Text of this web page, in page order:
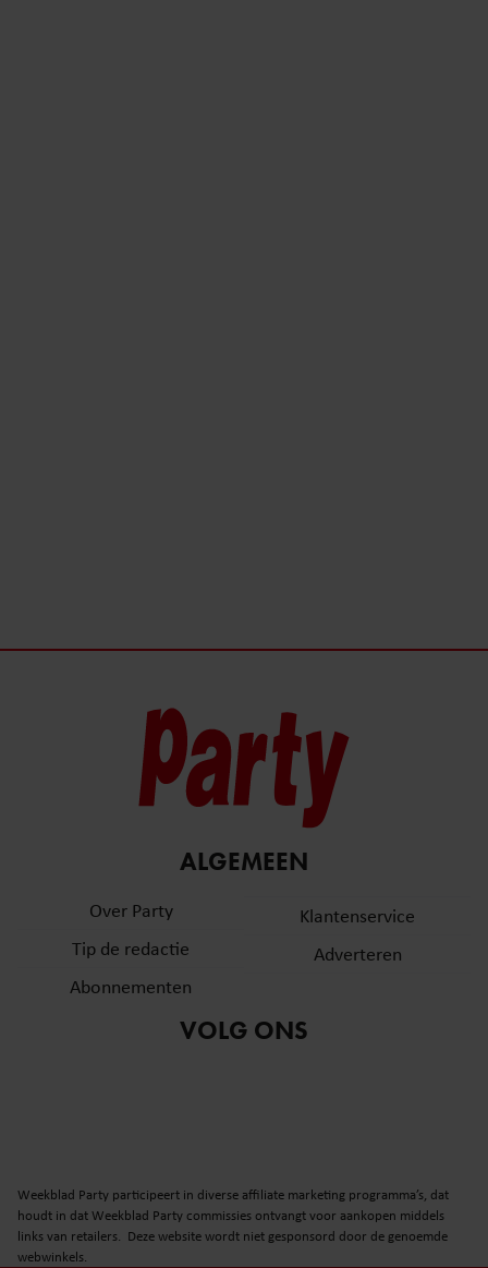
ALGEMEEN
Over Party
Tip de redactie
Abonnementen
Klantenservice
Adverteren
VOLG ONS
Weekblad Party participeert in diverse affiliate marketing programma’s, dat
houdt in dat Weekblad Party commissies ontvangt voor aankopen middels
links van retailers. Deze website wordt niet gesponsord door de genoemde
webwinkels.